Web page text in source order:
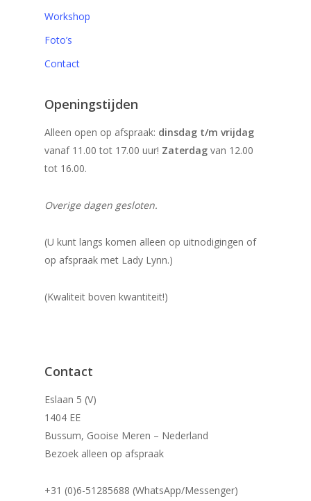
Workshop
Foto’s
Contact
Openingstijden
Alleen open op afspraak: dinsdag t/m vrijdag
vanaf 11.00 tot 17.00 uur! Zaterdag van 12.00
tot 16.00.
Overige dagen gesloten.
(U kunt langs komen alleen op uitnodigingen of
op afspraak met Lady Lynn.)
(Kwaliteit boven kwantiteit!)
Contact
Eslaan 5 (V)
1404 EE
Bussum, Gooise Meren – Nederland
Bezoek alleen op afspraak
+31 (0)6-51285688 (WhatsApp/Messenger)